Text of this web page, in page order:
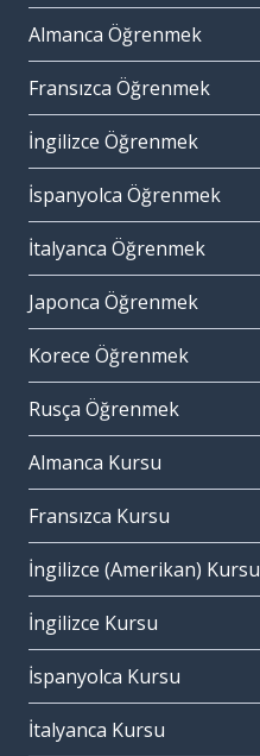
Almanca Öğrenmek
Fransızca Öğrenmek
İngilizce Öğrenmek
İspanyolca Öğrenmek
İtalyanca Öğrenmek
Japonca Öğrenmek
Korece Öğrenmek
Rusça Öğrenmek
Almanca Kursu
Fransızca Kursu
İngilizce (Amerikan) Kursu
İngilizce Kursu
İspanyolca Kursu
İtalyanca Kursu